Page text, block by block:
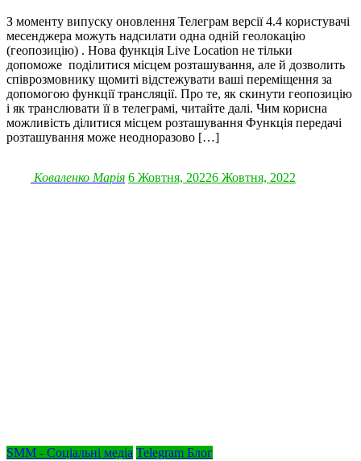
З моменту випуску оновлення Телеграм версії 4.4 користувачі
месенджера можуть надсилати одна одній геолокацію
(геопозицію) . Нова функція Live Location не тільки
допоможе поділитися місцем розташування, але й дозволить
співрозмовнику щомиті відстежувати ваші переміщення за
допомогою функції трансляції. Про те, як скинути геопозицію
і як транслювати її в телеграмі, читайте далі. Чим корисна
можливість ділитися місцем розташування Функція передачі
розташування може неодноразово […]
Коваленко Марія 6 Жовтня, 20226 Жовтня, 2022
SMM - Соціальні медіа Telegram Блог